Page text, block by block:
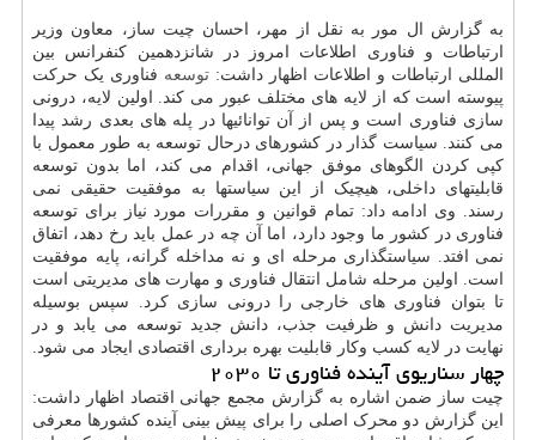
به گزارش ال مور به نقل از مهر، احسان چیت ساز، معاون وزیر
ارتباطات و فناوری اطلاعات امروز در شانزدهمین کنفرانس بین
المللی ارتباطات و اطلاعات اظهار داشت: توسعه فناوری یک حرکت
پیوسته است که از لایه های مختلف عبور می کند. اولین لایه، درونی
سازی فناوری است و پس از آن توانائیها در پله های بعدی رشد پیدا
می کنند. سیاست گذار در کشورهای درحال توسعه به طور معمول با
کپی کردن الگوهای موفق جهانی، اقدام می کند، اما بدون توسعه
قابلیتهای داخلی، هیچیک از این سیاستها به موفقیت حقیقی نمی
رسند. وی ادامه داد: تمام قوانین و مقررات مورد نیاز برای توسعه
فناوری در کشور ما وجود دارد، اما آن چه در عمل باید رخ دهد، اتفاق
نمی افتد. سیاستگذاری مرحله ای و نه مداخله گرانه، پایه موفقیت
است. اولین مرحله شامل انتقال فناوری و مهارت های مدیریتی است
تا بتوان فناوری های خارجی را درونی سازی کرد. سپس بوسیله
مدیریت دانش و ظرفیت جذب، دانش جدید توسعه می یابد و در
نهایت در لایه کسب وکار قابلیت بهره برداری اقتصادی ایجاد می شود.
چهار سناریوی آینده فناوری تا ۲۰۳۰
چیت ساز ضمن اشاره به گزارش مجمع جهانی اقتصاد اظهار داشت:
این گزارش دو محرک اصلی را برای پیش بینی آینده کشورها معرفی